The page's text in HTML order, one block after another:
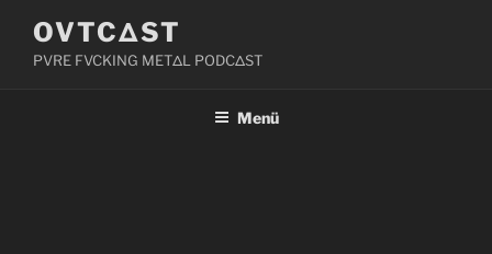
Inhalt
springen
OVTCΔST
PVRE FVCKING METΔL PODCΔST
Menü